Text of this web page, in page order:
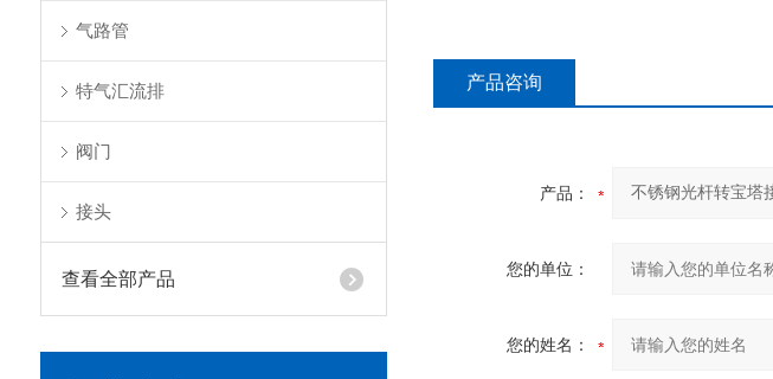
气路管
特气汇流排
阀门
接头
查看全部产品
产品咨询
产品：
您的单位：
您的姓名：